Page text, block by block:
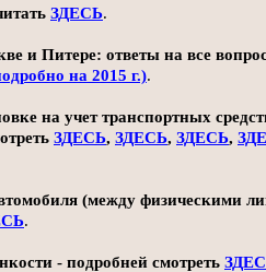
ЗДЕСЬ.
и Питере: ответы на все
на 2015 г.).
на учет транспортных
ЗДЕСЬ, ЗДЕСЬ, ЗДЕСЬ,
(между физическими
.
- подробней смотреть